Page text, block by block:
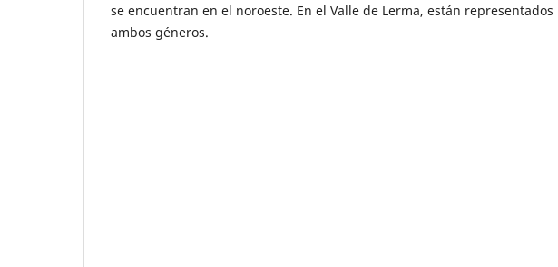
se encuentran en el noroeste. En el Valle de Lerma, están representados
ambos géneros.